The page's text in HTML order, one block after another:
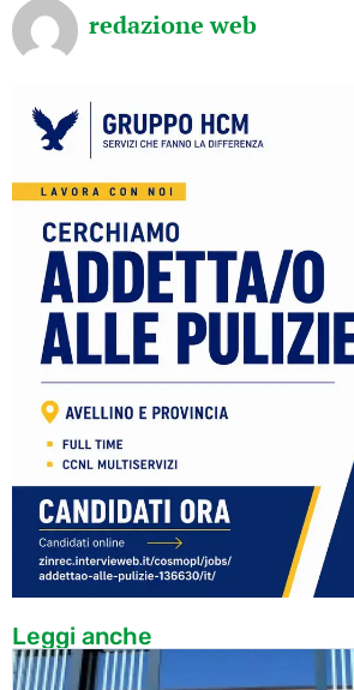
redazione web
Leggi anche